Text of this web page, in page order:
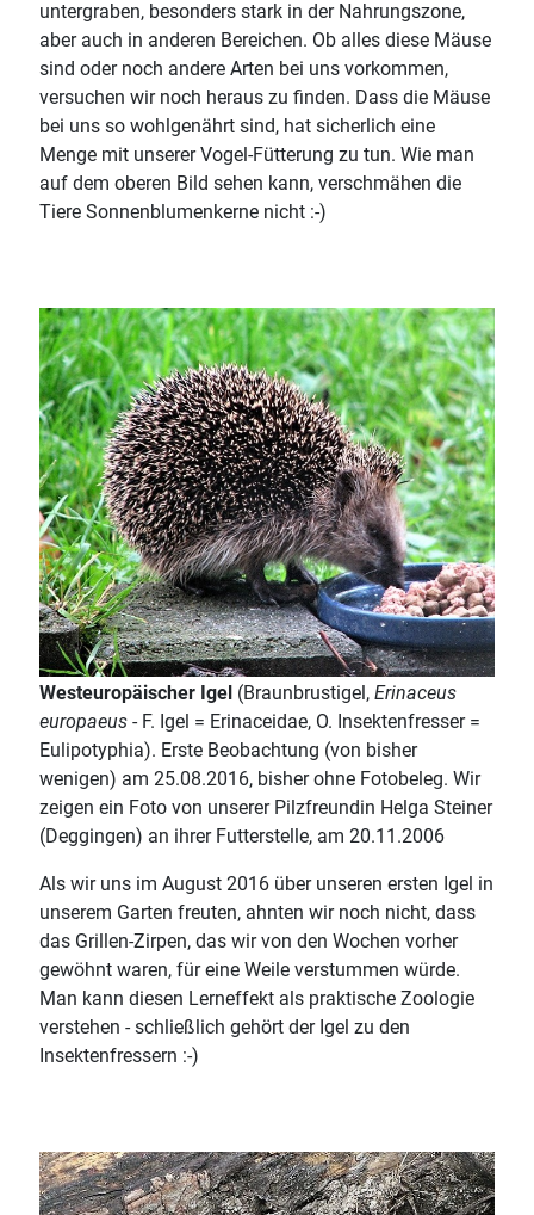
untergraben, besonders stark in der Nahrungszone,
aber auch in anderen Bereichen. Ob alles diese Mäuse
sind oder noch andere Arten bei uns vorkommen,
versuchen wir noch heraus zu finden. Dass die Mäuse
bei uns so wohlgenährt sind, hat sicherlich eine
Menge mit unserer Vogel-Fütterung zu tun. Wie man
auf dem oberen Bild sehen kann, verschmähen die
Tiere Sonnenblumenkerne nicht :-)
Westeuropäischer Igel (Braunbrustigel, Erinaceus
europaeus - F. Igel = Erinaceidae, O. Insektenfresser =
Eulipotyphia). Erste Beobachtung (von bisher
wenigen) am 25.08.2016, bisher ohne Fotobeleg. Wir
zeigen ein Foto von unserer Pilzfreundin Helga Steiner
(Deggingen) an ihrer Futterstelle, am 20.11.2006
Als wir uns im August 2016 über unseren ersten Igel in
unserem Garten freuten, ahnten wir noch nicht, dass
das Grillen-Zirpen, das wir von den Wochen vorher
gewöhnt waren, für eine Weile verstummen würde.
Man kann diesen Lerneffekt als praktische Zoologie
verstehen - schließlich gehört der Igel zu den
Insektenfressern :-)